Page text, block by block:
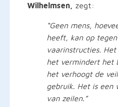
Wilhelmsen,
zegt:
“Geen mens,
heeft, kan op
vaarinstructies.
het vermindert het
het verhoogt de
gebruik. Het is een
van zeilen.”